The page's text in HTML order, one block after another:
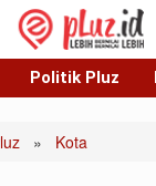
Politik Pluz
» Kota